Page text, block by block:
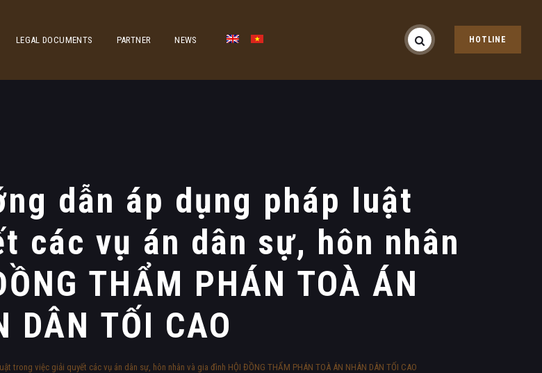
LEGAL DOCUMENTS PARTNER NEWS HOTLINE
dẫn áp dụng pháp luật
các vụ án dân sự, hôn nhân
THẨM PHÁN TOÀ ÁN
DÂN TỐI CAO
trong việc giải quyết các vụ án dân sự, hôn nhân và gia đình HỘI ĐỒNG THẨM PHÁN TOÀ ÁN NHÂN DÂN TỐI CAO